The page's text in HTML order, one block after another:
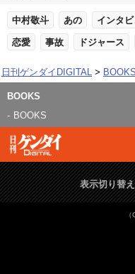
中村敬斗 あの インタ
恋愛 事故 ドジャース
日刊ゲンダイDIGITAL BOOKS
BOOKS
BOOKS
表示切り替え